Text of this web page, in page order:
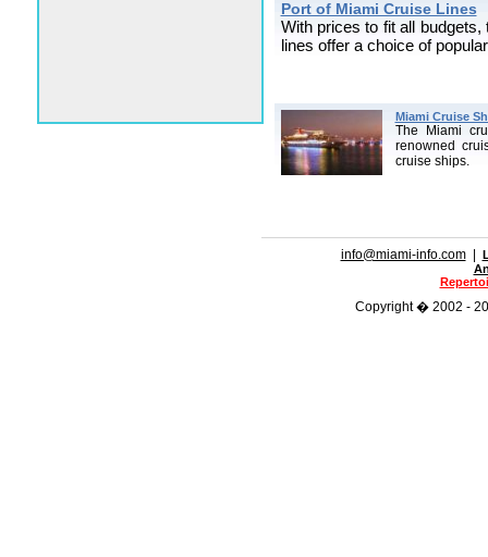
Port of Miami Cruise Lines
With prices to fit all
lines offer a choice of
Miami Cruise
The Miami
renowned
cruise ships.
info@miami-info.com|
Copyright � 2002 -